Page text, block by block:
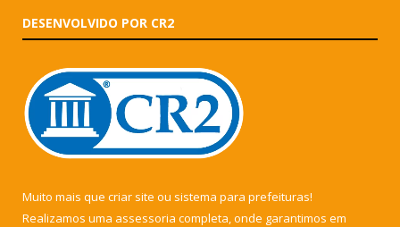
DESENVOLVIDO POR CR2
Muito mais que criar site ou sistema para prefeituras!
Realizamos uma assessoria completa, onde garantimos em